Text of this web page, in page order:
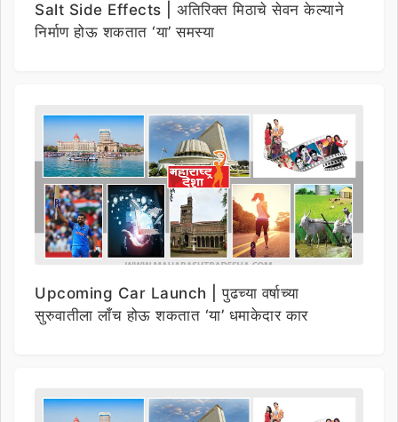
Salt Side Effects | अतिरिक्त मिठाचे सेवन केल्याने
निर्माण होऊ शकतात ‘या’ समस्या
Upcoming Car Launch | पुढच्या वर्षाच्या
सुरुवातीला लाँच होऊ शकतात ‘या’ धमाकेदार कार